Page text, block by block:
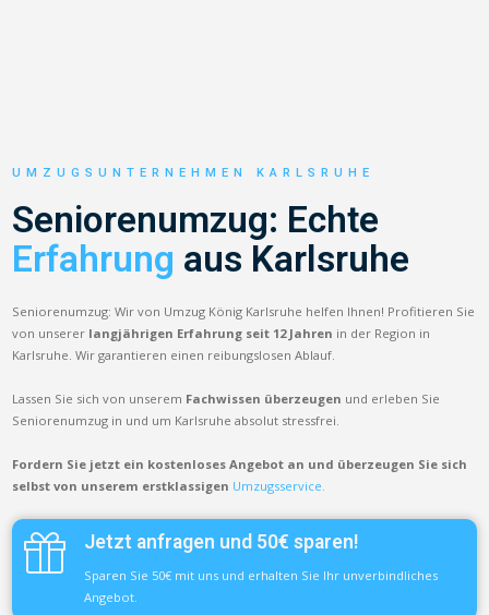
UMZUGSUNTERNEHMEN KARLSRUHE
Seniorenumzug: Echte
Erfahrung aus Karlsruhe
Seniorenumzug: Wir von Umzug König Karlsruhe helfen Ihnen! Profitieren Sie
von unserer langjährigen Erfahrung seit 12 Jahren in der Region in
Karlsruhe. Wir garantieren einen reibungslosen Ablauf.
Lassen Sie sich von unserem Fachwissen überzeugen und erleben Sie
Seniorenumzug in und um Karlsruhe absolut stressfrei.
Fordern Sie jetzt ein kostenloses Angebot an und überzeugen Sie sich
selbst von unserem erstklassigen Umzugsservice.
Jetzt anfragen und 50€ sparen!
Sparen Sie 50€ mit uns und erhalten Sie Ihr unverbindliches
Angebot.